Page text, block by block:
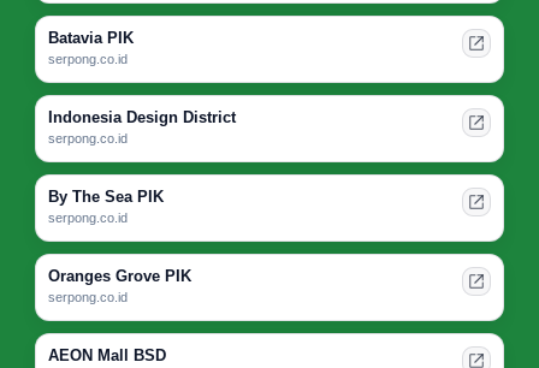
Batavia PIK
serpong.co.id
Indonesia Design District
serpong.co.id
By The Sea PIK
serpong.co.id
Oranges Grove PIK
serpong.co.id
AEON Mall BSD